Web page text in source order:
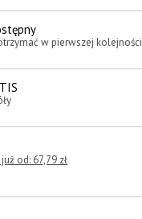
w pierwszej kolejności
od: 67,79 zł